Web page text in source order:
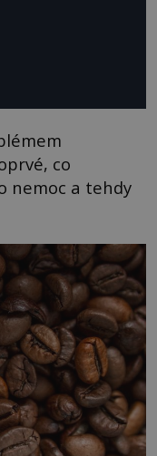
co
nemoc a tehdy